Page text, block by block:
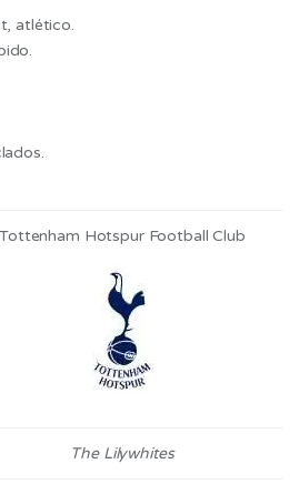
atlético.
Tottenham Hotspur Football Club
The Lilywhites